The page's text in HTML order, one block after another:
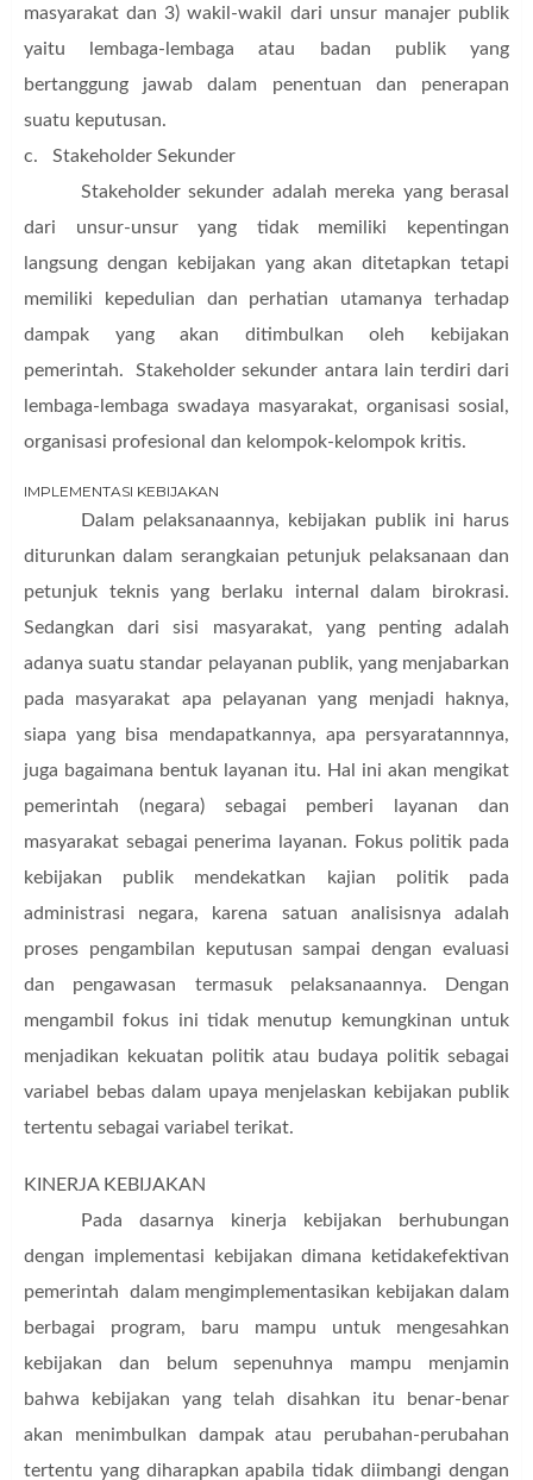
masyarakat dan 3) wakil-wakil dari unsur manajer publik
yaitu lembaga-lembaga atau badan publik yang
bertanggung jawab dalam penentuan dan penerapan
suatu keputusan.
c. Stakeholder Sekunder
Stakeholder sekunder adalah mereka yang berasal
dari unsur-unsur yang tidak memiliki kepentingan
langsung dengan kebijakan yang akan ditetapkan tetapi
memiliki kepedulian dan perhatian utamanya terhadap
dampak yang akan ditimbulkan oleh kebijakan
pemerintah. Stakeholder sekunder antara lain terdiri dari
lembaga-lembaga swadaya masyarakat, organisasi sosial,
organisasi profesional dan kelompok-kelompok kritis.
IMPLEMENTASI KEBIJAKAN
Dalam pelaksanaannya, kebijakan publik ini harus
diturunkan dalam serangkaian petunjuk pelaksanaan dan
petunjuk teknis yang berlaku internal dalam birokrasi.
Sedangkan dari sisi masyarakat, yang penting adalah
adanya suatu standar pelayanan publik, yang menjabarkan
pada masyarakat apa pelayanan yang menjadi haknya,
siapa yang bisa mendapatkannya, apa persyaratannnya,
juga bagaimana bentuk layanan itu. Hal ini akan mengikat
pemerintah (negara) sebagai pemberi layanan dan
masyarakat sebagai penerima layanan. Fokus politik pada
kebijakan publik mendekatkan kajian politik pada
administrasi negara, karena satuan analisisnya adalah
proses pengambilan keputusan sampai dengan evaluasi
dan pengawasan termasuk pelaksanaannya. Dengan
mengambil fokus ini tidak menutup kemungkinan untuk
menjadikan kekuatan politik atau
budaya politik sebagai
variabel
bebas dalam upaya menjelaskan kebijakan publik
tertentu sebagai variabel terikat.
KINERJA KEBIJAKAN
Pada dasarnya kinerja kebijakan berhubungan
dengan implementasi kebijakan dimana ketidakefektivan
pemerintah dalam mengimplementasikan kebijakan dalam
berbagai program, baru mampu untuk mengesahkan
kebijakan dan belum sepenuhnya mampu menjamin
bahwa kebijakan yang telah disahkan itu benar-benar
akan menimbulkan dampak atau perubahan-perubahan
tertentu yang diharapkan apabila tidak diimbangi dengan